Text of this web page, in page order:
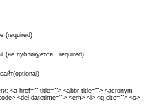
(required)
(не публикуется , required)
<a href="" title=""> <abbr title=""> <acronym
<del datetime=""> <em> <i> <q cite=""> <s>